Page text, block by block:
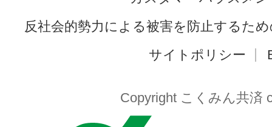
反社会的勢力による被害を防止するた
サイトポリシー
Copyright こくみん共済